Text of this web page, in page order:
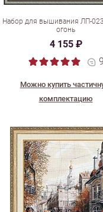
Набор для вышивания ЛП-
огонь
4 155 ₽
9
Можно купить
комплектацию